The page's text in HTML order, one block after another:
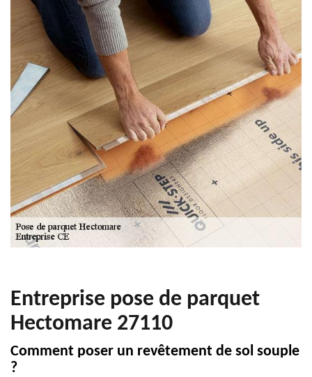
Entreprise pose de parquet
Hectomare 27110
Comment poser un revêtement de sol souple
?